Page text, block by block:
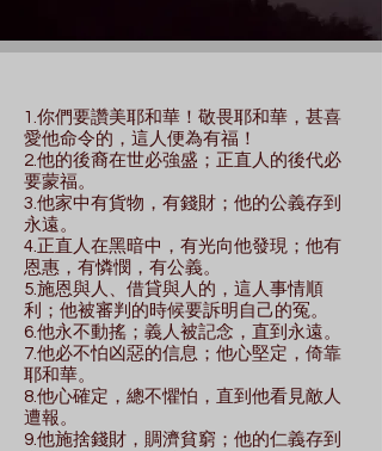
1.你們要讚美耶和華！敬畏耶和華，甚喜
愛他命令的，這人便為有福！
2.他的後裔在世必強盛；正直人的後代必
要蒙福。
3.他家中有貨物，有錢財；他的公義存到
永遠。
4.正直人在黑暗中，有光向他發現；他有
恩惠，有憐憫，有公義。
5.施恩與人、借貸與人的，這人事情順
利；他被審判的時候要訴明自己的冤。
6.他永不動搖；義人被記念，直到永遠。
7.他必不怕凶惡的信息；他心堅定，倚靠
耶和華。
8.他心確定，總不懼怕，直到他看見敵人
遭報。
9.他施捨錢財，賙濟貧窮；他的仁義存到